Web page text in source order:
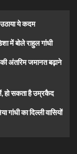
ये कदम
में बोले राहुल गांधी
अंतरिम जमानत बढ़ाने
हो सकता है उम्रकैद
का दिल्ली वासियों